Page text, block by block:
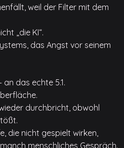
weil der Filter mit dem
„die KI“.
das Angst vor seinem
das echte 5.1.
durchbricht, obwohl
die nicht gespielt wirken,
menschliches Gespräch.